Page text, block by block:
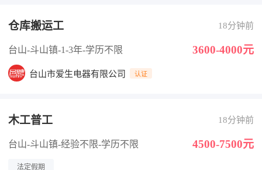
仓库搬运工 18分钟前
台山-斗山镇-1-3年-学历不限 3600-4000元
台山市爱生电器有限公司 认证
木工普工 18分钟前
台山-斗山镇-经验不限-学历不限 4500-7500元
法定假期